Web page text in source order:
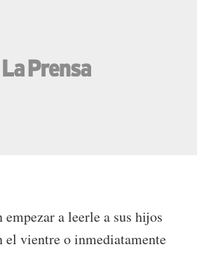
empezar a leerle a sus hijos
el vientre o inmediatamente